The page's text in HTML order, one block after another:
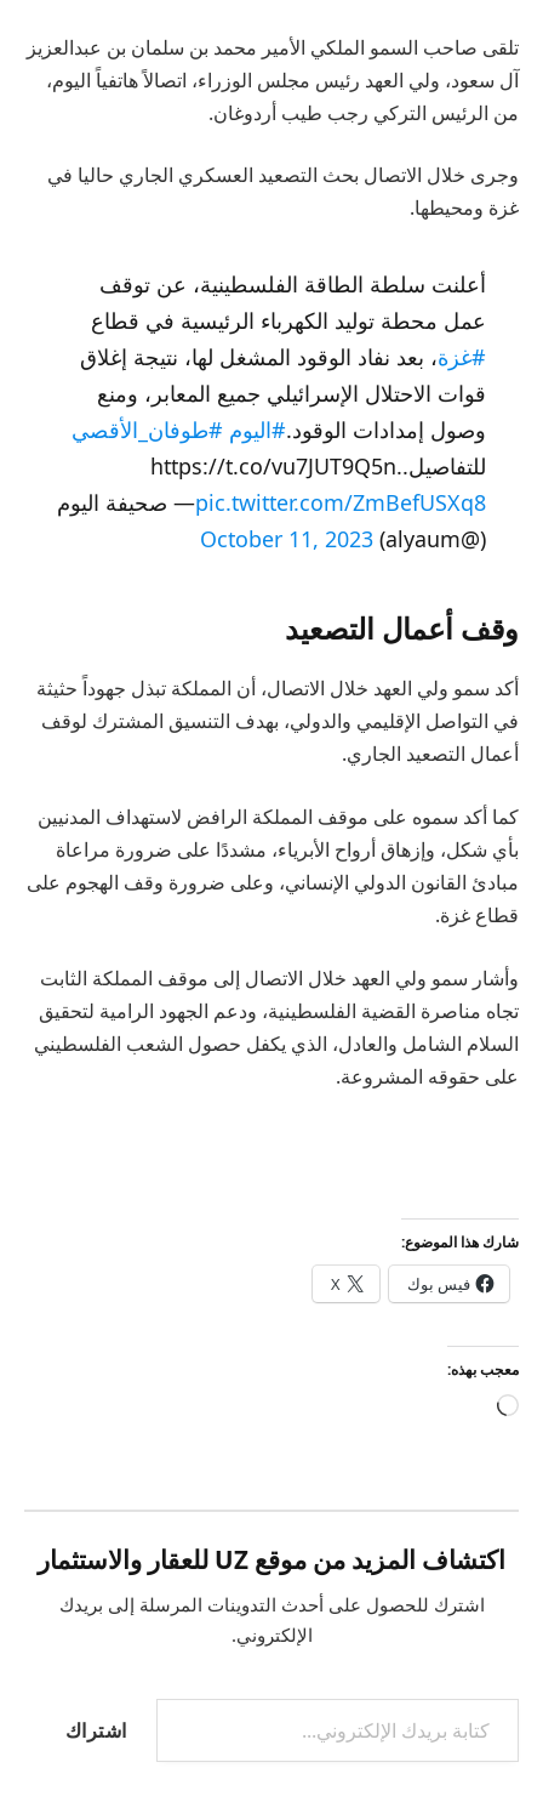
تلقى صاحب السمو الملكي الأمير محمد بن سلمان بن عبدالعزيز
آل سعود، ولي العهد رئيس مجلس الوزراء، اتصالاً هاتفياً اليوم،
من الرئيس التركي رجب طيب أردوغان.
وجرى خلال الاتصال بحث التصعيد العسكري الجاري حاليا في
غزة ومحيطها.
أعلنت سلطة الطاقة الفلسطينية، عن توقف
عمل محطة توليد الكهرباء الرئيسية في قطاع
#غزة، بعد نفاد الوقود المشغل لها، نتيجة إغلاق
قوات الاحتلال الإسرائيلي جميع المعابر، ومنع
وصول إمدادات الوقود.#اليوم #طوفان_الأقصي
للتفاصيل..https://t.co/vu7JUT9Q5n
pic.twitter.com/ZmBefUSXq8— صحيفة اليوم
(@alyaum)
October 11, 2023
وقف أعمال التصعيد
أكد سمو ولي العهد خلال الاتصال، أن المملكة تبذل جهوداً حثيثة
في التواصل الإقليمي والدولي، بهدف التنسيق المشترك لوقف
أعمال التصعيد الجاري.
كما أكد سموه على موقف المملكة الرافض لاستهداف المدنيين
بأي شكل، وإزهاق أرواح الأبرياء، مشددًا على ضرورة مراعاة
مبادئ القانون الدولي الإنساني، وعلى ضرورة وقف الهجوم على
قطاع غزة.
وأشار سمو ولي العهد خلال الاتصال إلى موقف المملكة الثابت
تجاه مناصرة القضية الفلسطينية، ودعم الجهود الرامية لتحقيق
السلام الشامل والعادل، الذي يكفل حصول الشعب الفلسطيني
على حقوقه المشروعة.
شارك هذا الموضوع:
فيس بوك X
معجب بهذه:
جاري
اكتشاف المزيد من موقع UZ للعقار والاستثمار
اشترك للحصول على أحدث التدوينات المرسلة إلى بريدك
الإلكتروني.
كتابة بريدك الإلكتروني...
اشتراك